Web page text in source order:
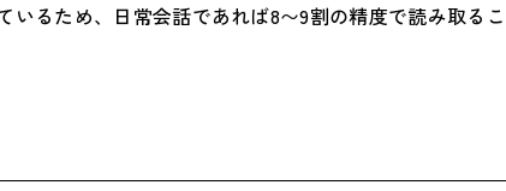
るため、日常会話であれば8〜9割の精度で読み取るこ